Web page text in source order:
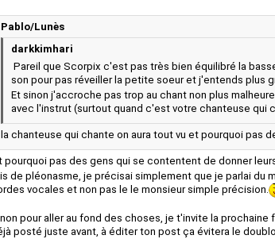
Pablo/Lunès
darkkimhari
Pareil que Scorpix c'est pas très bien équilibré la
son pour pas réveiller la petite soeur et j'entends plus
Et sinon j'accroche pas trop au chant non plus
avec l'instrut (surtout quand c'est votre chanteuse qui
la chanteuse qui chante on aura tout vu et pourquoi pas
pourquoi pas des gens qui se contentent de donner
de pléonasme, je précisai simplement que je parlai du
vocales et non pas le le monsieur simple précision.
pour aller au fond des choses, je t'invite la prochaine
posté juste avant, à éditer ton post ça évitera le